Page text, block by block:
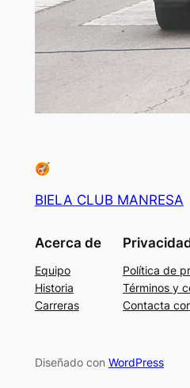
BIELA CLUB MANRESA
Acerca de
Equipo
Historia
Carreras
Política de
Términos y
Contacta
Diseñado con WordPress